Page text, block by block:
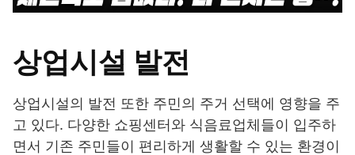
상업시설 발전
상업시설의 발전 또한 주민의 주거 선택에 영향을 주
고 있다. 다양한 쇼핑센터와 식음료업체들이 입주하
면서 기존 주민들이 편리하게 생활할 수 있는 환경이